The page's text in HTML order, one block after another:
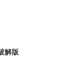
解版